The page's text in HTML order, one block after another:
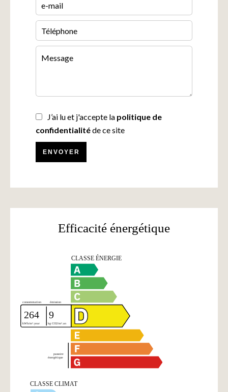
J’ai lu et j'accepte la politique de
confidentialitéde ce site
ENVOYER
Efficacité énergétique